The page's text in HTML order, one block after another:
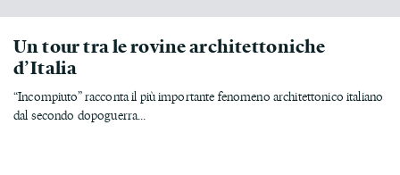
Un tour tra le rovine architettoniche
d’Italia
“Incompiuto” racconta il più importante fenomeno architettonico italiano
dal secondo dopoguerra...